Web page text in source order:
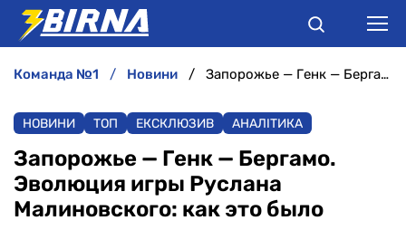
АНАЛІТИКА
ІНТЕРВ'Ю
команда №1 новини Запорожье — Генк — Бергамо. Эволюция игры Руслана Малиновского: как это было
НОВИНИ ТОП ЕКСКЛЮЗИВ АНАЛІТИКА
Запорожье — Генк — Бергамо.
Эволюция игры Руслана
Малиновского: как это было